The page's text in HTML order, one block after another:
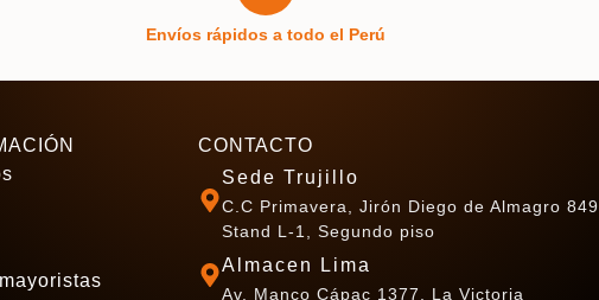
Envíos rápidos a todo el Perú
CONTACTO
Sede Trujillo
C.C Primavera, Jirón Diego de Almagro 849,
Stand L-1, Segundo piso
Almacen Lima
Av. Manco Cápac 1377, La Victoria